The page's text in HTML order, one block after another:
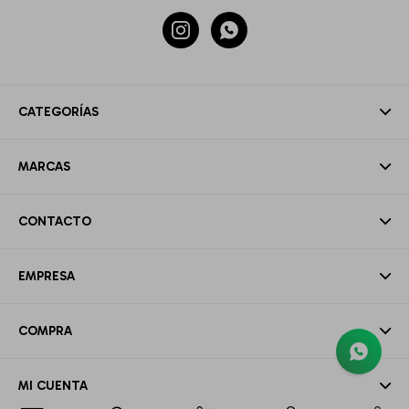
CATEGORÍAS
MARCAS
CONTACTO
EMPRESA
COMPRA
MI CUENTA
 